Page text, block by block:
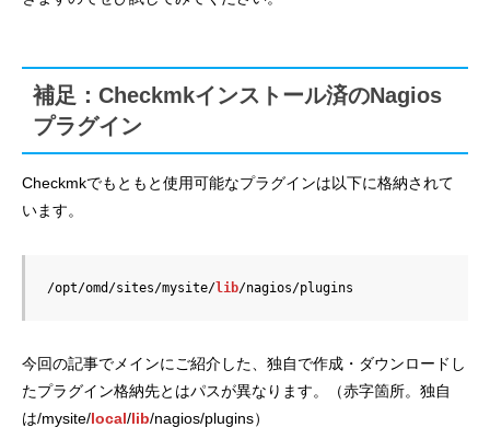
補足：Checkmkインストール済のNagios
プラグイン
Checkmkでもともと使用可能なプラグインは以下に格納されて
います。
/opt/omd/sites/mysite/lib/nagios/plugins
今回の記事でメインにご紹介した、独自で作成・ダウンロードし
たプラグイン格納先とはパスが異なります。（赤字箇所。独自
は/mysite/local/lib/nagios/plugins）